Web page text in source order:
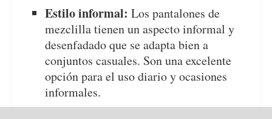
Estilo informal: Los pantalones de
mezclilla tienen un aspecto informal y
desenfadado que se adapta bien a
conjuntos casuales. Son una excelente
opción para el uso diario y ocasiones
informales.